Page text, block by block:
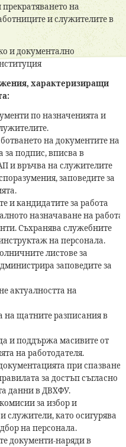
на
и служителите в
и документално
институция
характеризиращи
по назначенията и
на документите на
за подпис, вписва в
и връчва на служителите
заповедите за
кандидатите за работа
назначаване на работа
Съхранява служебните
на персонала.
листове за
заповедите за
на
щатните разписания в
поддържа масивите от
на работодателя.
при спазване
за достъп съгласно
данни в ДВХФУ.
за избор и
служители, като осигурява
на персонала.
наряди в